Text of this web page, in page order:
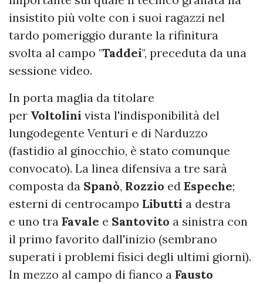
insistito più volte con i suoi ragazzi nel
tardo pomeriggio durante la rifinitura
svolta al campo "Taddei", preceduta da una
sessione video.
In porta maglia da titolare
per Voltolini vista l'indisponibilità del
lungodegente Venturi e di Narduzzo
(fastidio al ginocchio, è stato comunque
convocato). La linea difensiva a tre sarà
composta da Spanò, Rozzio ed Espeche;
esterni di centrocampo Libutti a destra
e uno tra Favale e Santovito a sinistra con
il primo favorito dall'inizio (sembrano
superati i problemi fisici degli ultimi giorni).
In mezzo al campo di fianco a Fausto